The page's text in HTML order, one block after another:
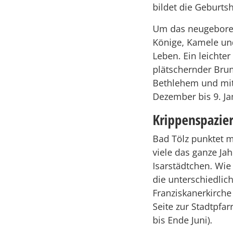
bildet die
Um das
Könige, Kamele
Leben. Ein
plätschernder
Bethlehem und
Dezember bis 9.
Bad Tölz punktet
viele das ganze
Isarstädtchen.
die
Seite zur
bis Ende Juni).